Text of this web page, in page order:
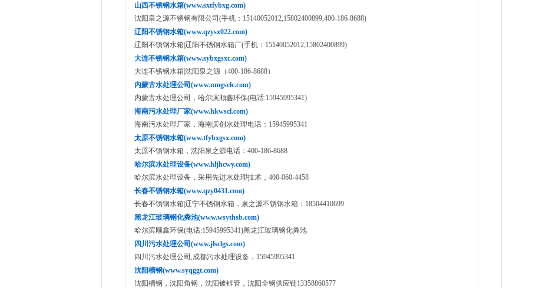
山西不锈钢水箱(www.sxtfybxg.com)
沈阳泉之源不锈钢有限公司(手机：15140052012,15802400899,400-186-8688)
辽阳不锈钢水箱(www.qzysx022.com)
辽阳不锈钢水箱|辽阳不锈钢水箱厂(手机：15140052012,15802400899)
大连不锈钢水箱(www.sybxgsxc.com)
大连不锈钢水箱|沈阳泉之源（400-186-8688）
内蒙古水处理公司(www.nmgsclc.com)
内蒙古水处理公司，哈尔滨顺鑫环保(电话:15945995341)
海南污水处理厂家(www.hkwscl.com)
海南污水处理厂家，海南滨创水处理电话：15945995341
太原不锈钢水箱(www.tfybxgsx.com)
太原不锈钢水箱，沈阳泉之源电话：400-186-8688
哈尔滨水处理设备(www.hljhcwy.com)
哈尔滨水处理设备，采用先进水处理技术，400-060-4458
长春不锈钢水箱(www.qzy0431.com)
长春不锈钢水箱|辽宁不锈钢水箱，泉之源不锈钢水箱：18504410699
黑龙江玻璃钢化粪池(www.wsythsb.com)
哈尔滨顺鑫环保(电话:15945995341)黑龙江玻璃钢化粪池
四川污水处理公司(www.jlsclgs.com)
四川污水处理公司,成都污水处理设备，15945995341
沈阳槽钢(www.syqggt.com)
沈阳槽钢，沈阳角钢，沈阳镀锌管，沈阳全钢供应链13358860577